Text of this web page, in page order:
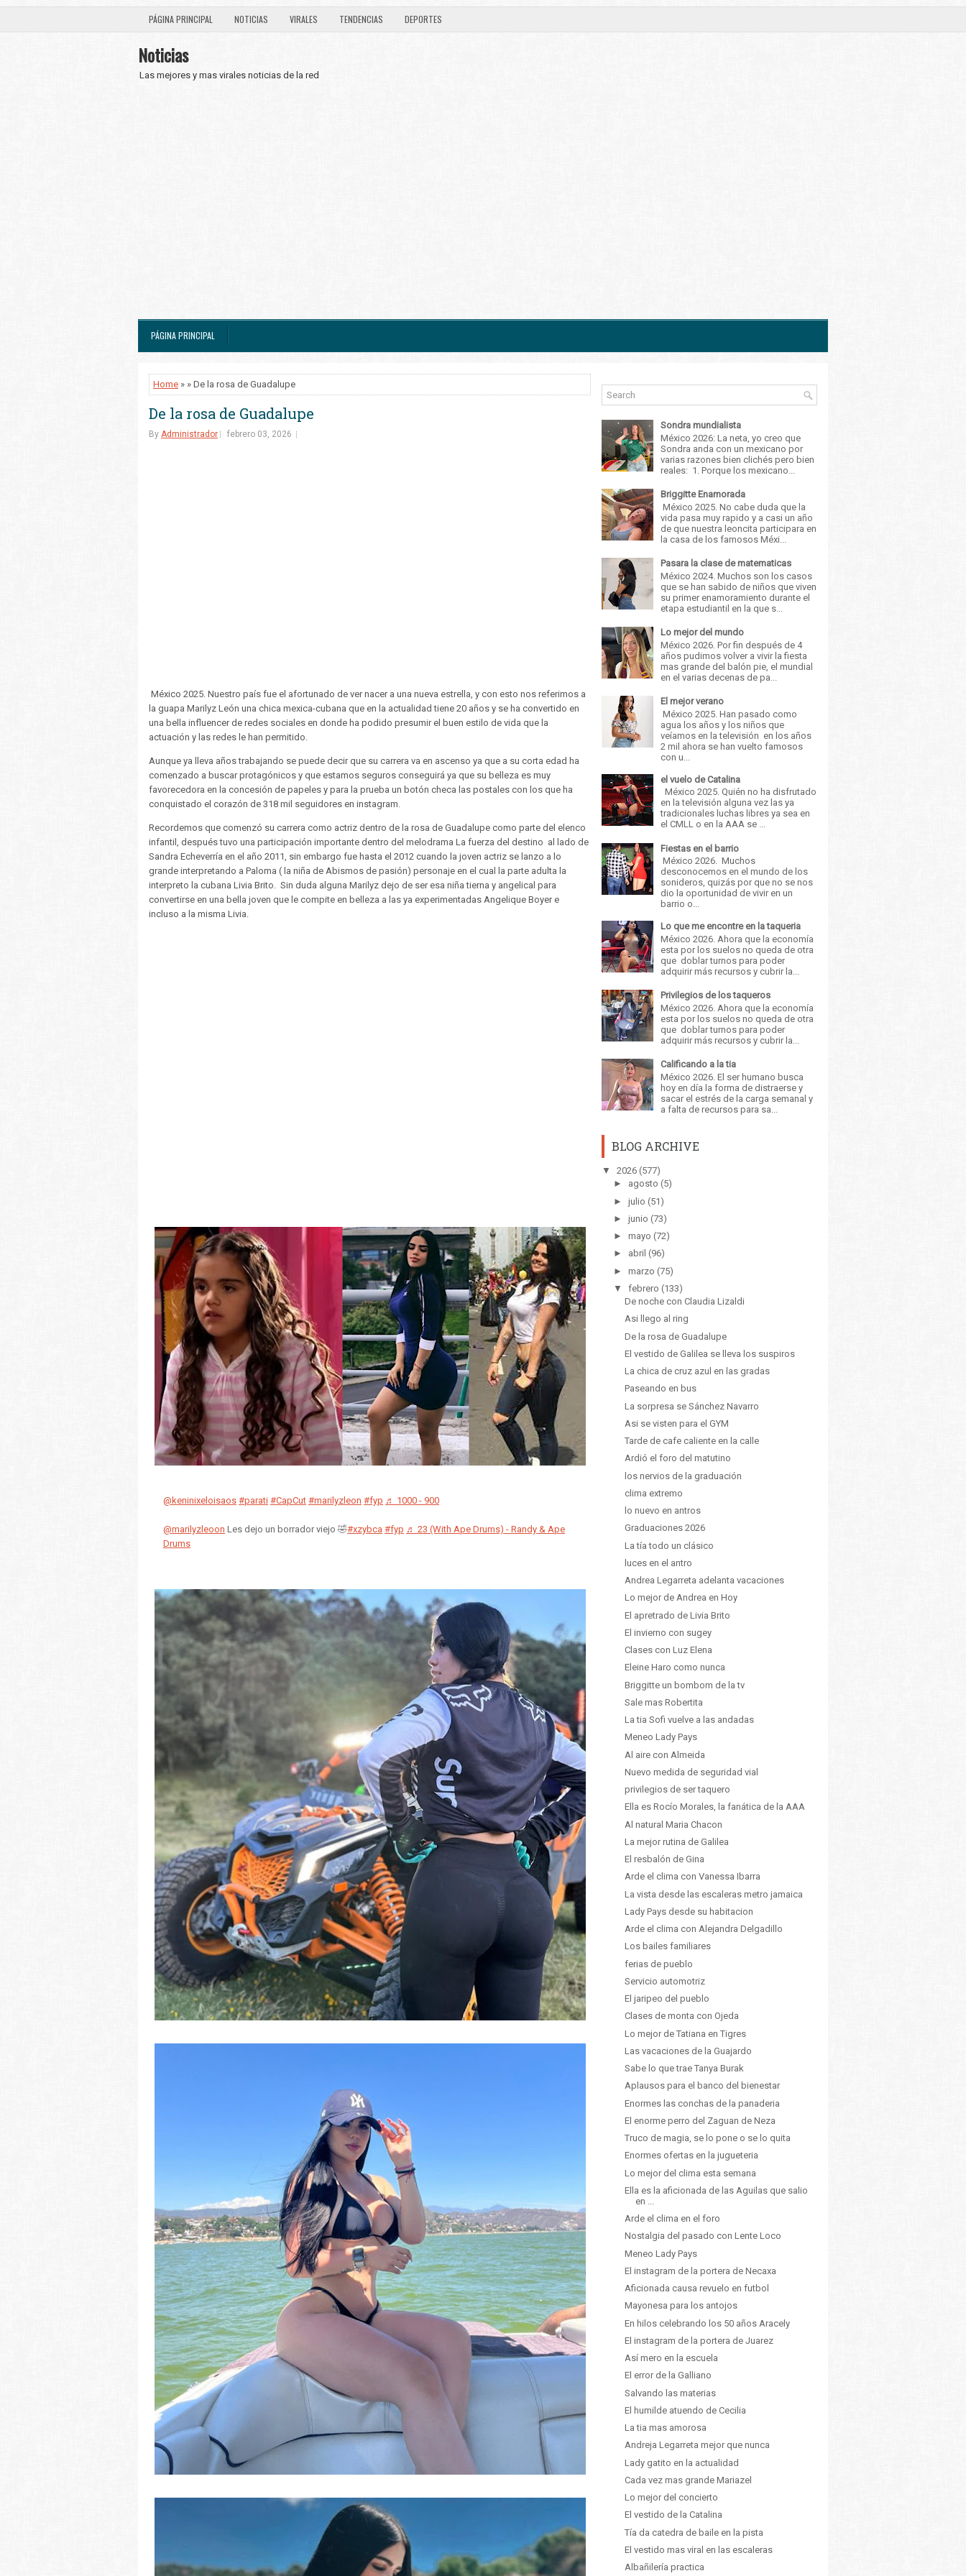
PÁGINA PRINCIPAL NOTICIAS VIRALES TENDENCIAS DEPORTES
Noticias
Las mejores y mas virales noticias de la red
PÁGINA PRINCIPAL
Home » » De la rosa de Guadalupe
De la rosa de Guadalupe
By Administrador febrero 03, 2026
México 2025. Nuestro país fue el afortunado de ver nacer a una nueva estrella, y con esto nos referimos a
la guapa Marilyz León una chica mexica-cubana que en la actualidad tiene 20 años y se ha convertido en
una bella influencer de redes sociales en donde ha podido presumir el buen estilo de vida que la
actuación y las redes le han permitido.
Aunque ya lleva años trabajando se puede decir que su carrera va en ascenso ya que a su corta edad ha
comenzado a buscar protagónicos y que estamos seguros conseguirá ya que su belleza es muy
favorecedora en la concesión de papeles y para la prueba un botón checa las postales con los que ha
conquistado el corazón de 318 mil seguidores en instagram.
Recordemos que comenzó su carrera como actriz dentro de la rosa de Guadalupe como parte del elenco
infantil, después tuvo una participación importante dentro del melodrama La fuerza del destino al lado de
Sandra Echeverría en el año 2011, sin embargo fue hasta el 2012 cuando la joven actriz se lanzo a lo
grande interpretando a Paloma ( la niña de Abismos de pasión) personaje en el cual la parte adulta la
interpreto la cubana Livia Brito. Sin duda alguna Marilyz dejo de ser esa niña tierna y angelical para
convertirse en una bella joven que le compite en belleza a las ya experimentadas Angelique Boyer e
incluso a la misma Livia.
@keninixeloisaos #parati #CapCut #marilyzleon #fyp ♬ 1000 - 900
@marilyzleoon Les dejo un borrador viejo 🤣#xzybca #fyp ♬ 23 (With Ape Drums) - Randy & Ape
Drums
Sondra mundialista
México 2026: La neta, yo creo que
Sondra anda con un mexicano por
varias razones bien clichés pero bien
reales: 1. Porque los mexicano...
Briggitte Enamorada
México 2025. No cabe duda que la
vida pasa muy rapido y a casi un año
de que nuestra leoncita participara en
la casa de los famosos Méxi...
Pasara la clase de matematicas
México 2024. Muchos son los casos
que se han sabido de niños que viven
su primer enamoramiento durante el
etapa estudiantil en la que s...
Lo mejor del mundo
México 2026. Por fin después de 4
años pudimos volver a vivir la fiesta
mas grande del balón pie, el mundial
en el varias decenas de pa...
El mejor verano
México 2025. Han pasado como
agua los años y los niños que
veíamos en la televisión en los años
2 mil ahora se han vuelto famosos
con u...
el vuelo de Catalina
México 2025. Quién no ha disfrutado
en la televisión alguna vez las ya
tradicionales luchas libres ya sea en
el CMLL o en la AAA se ...
Fiestas en el barrio
México 2026. Muchos
desconocemos en el mundo de los
sonideros, quizás por que no se nos
dio la oportunidad de vivir en un
barrio o...
Lo que me encontre en la taqueria
México 2026. Ahora que la economía
esta por los suelos no queda de otra
que doblar turnos para poder
adquirir más recursos y cubrir la...
Privilegios de los taqueros
México 2026. Ahora que la economía
esta por los suelos no queda de otra
que doblar turnos para poder
adquirir más recursos y cubrir la...
Calificando a la tia
México 2026. El ser humano busca
hoy en día la forma de distraerse y
sacar el estrés de la carga semanal y
a falta de recursos para sa...
BLOG ARCHIVE
▼ 2026 (577)
► agosto (5)
► julio (51)
► junio (73)
► mayo (72)
► abril (96)
► marzo (75)
▼
febrero (133)
De noche con Claudia Lizaldi
Asi llego al ring
De la rosa de Guadalupe
El vestido de Galilea se lleva los suspiros
La chica de cruz azul en las gradas
Paseando en bus
La sorpresa se Sánchez Navarro
Asi se visten para el GYM
Tarde de cafe caliente en la calle
Ardió el foro del matutino
los nervios de la graduación
clima extremo
lo nuevo en antros
Graduaciones 2026
La tía todo un clásico
luces en el antro
Andrea Legarreta adelanta vacaciones
Lo mejor de Andrea en Hoy
El apretrado de Livia Brito
El invierno con sugey
Clases con Luz Elena
Eleine Haro como nunca
Briggitte un bombom de la tv
Sale mas Robertita
La tia Sofi vuelve a las andadas
Meneo Lady Pays
Al aire con Almeida
Nuevo medida de seguridad vial
privilegios de ser taquero
Ella es Rocío Morales, la fanática de la AAA
Al natural Maria Chacon
La mejor rutina de Galilea
El resbalón de Gina
Arde el clima con Vanessa Ibarra
La vista desde las escaleras metro jamaica
Lady Pays desde su habitacion
Arde el clima con Alejandra Delgadillo
Los bailes familiares
ferias de pueblo
Servicio automotriz
El jaripeo del pueblo
Clases de monta con Ojeda
Lo mejor de Tatiana en Tigres
Las vacaciones de la Guajardo
Sabe lo que trae Tanya Burak
Aplausos para el banco del bienestar
Enormes las conchas de la panaderia
El enorme perro del Zaguan de Neza
Truco de magia, se lo pone o se lo quita
Enormes ofertas en la jugueteria
Lo mejor del clima esta semana
Ella es la aficionada de las Aguilas que salio
en ...
Arde el clima en el foro
Nostalgia del pasado con Lente Loco
Meneo Lady Pays
El instagram de la portera de Necaxa
Aficionada causa revuelo en futbol
Mayonesa para los antojos
En hilos celebrando los 50 años Aracely
El instagram de la portera de Juarez
Así mero en la escuela
El error de la Galliano
Salvando las materias
El humilde atuendo de Cecilia
La tia mas amorosa
Andreja Legarreta mejor que nunca
Lady gatito en la actualidad
Cada vez mas grande Mariazel
Lo mejor del concierto
El vestido de la Catalina
Tía da catedra de baile en la pista
El vestido mas viral en las escaleras
Albañilería practica